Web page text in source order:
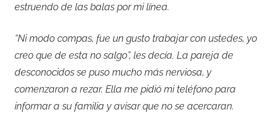
estruendo de las balas por mi línea.
“Ni modo compas, fue un gusto trabajar con ustedes, yo
creo que de esta no salgo”, les decía. La pareja de
desconocidos se puso mucho más nerviosa, y
comenzaron a rezar. Ella me pidió mi teléfono para
informar a su familia y avisar que no se acercaran.